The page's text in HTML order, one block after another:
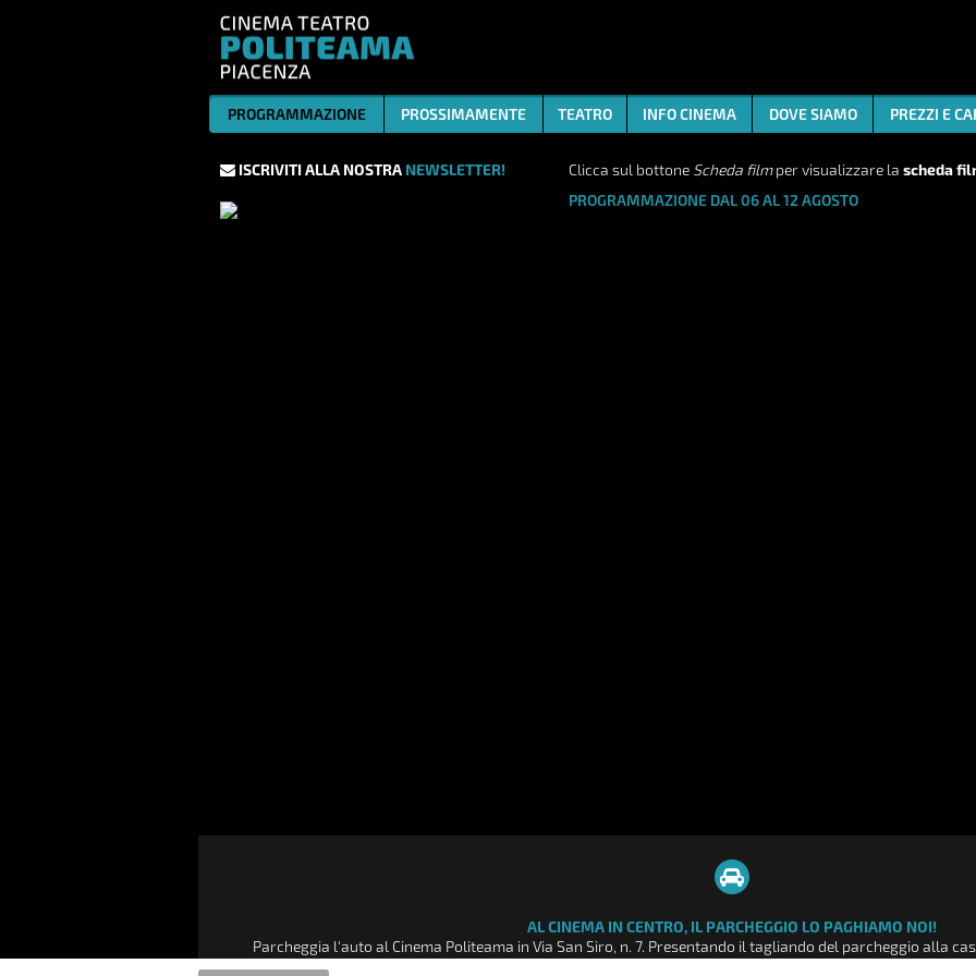
PROGRAMMAZIONE PROSSIMAMENTE TEATRO INFO CINEMA DOVE SIAMO PREZZI E
ISCRIVITI ALLA NOSTRA NEWSLETTER! Clicca sul bottone Scheda filmper visualizzare la scheda
PROGRAMMAZIONE DAL 06 AL 12 AGOSTO
AL CINEMA IN CENTRO, IL PARCHEGGIO LO PAGHIAMO NOI!
Parcheggia l'auto al Cinema Politeama in Via San Siro, n. 7. Presentando il tagliando del parcheggio alla
dell'acquisto di un biglietto intero da € 9,00, uno sconto di € 3,00 pari a 2 ore di sosta nel